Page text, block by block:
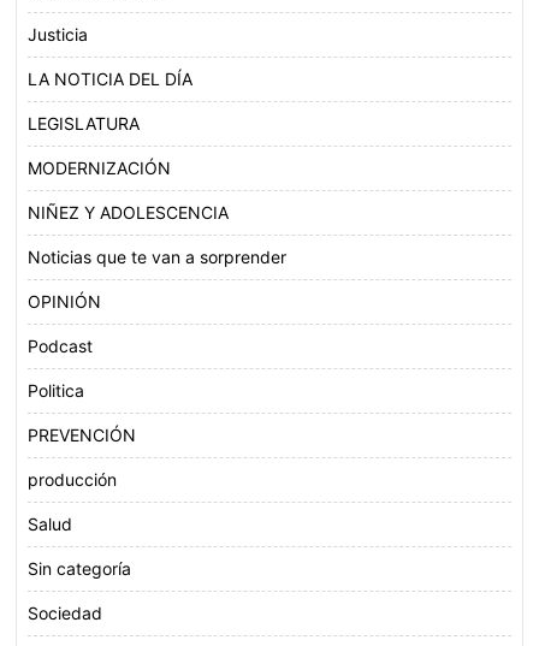
Justicia
LA NOTICIA DEL DÍA
LEGISLATURA
MODERNIZACIÓN
NIÑEZ Y ADOLESCENCIA
Noticias que te van a sorprender
OPINIÓN
Podcast
Politica
PREVENCIÓN
producción
Salud
Sin categoría
Sociedad